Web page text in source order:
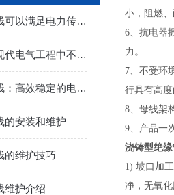
浇铸绝缘管型母线可以满足电力传输的要求
浇注管型母线是现代电气工程中不可少的一部分
浇铸绝缘管型母线：高效稳定的电力传输解决方案
的安装和维护
的维护技巧
维护介绍
小，阻燃
6、抗电器
力。
7、不受环
行具有高
8、母线架
9、产品一
浇铸型绝
1) 坡口加
净，无氧